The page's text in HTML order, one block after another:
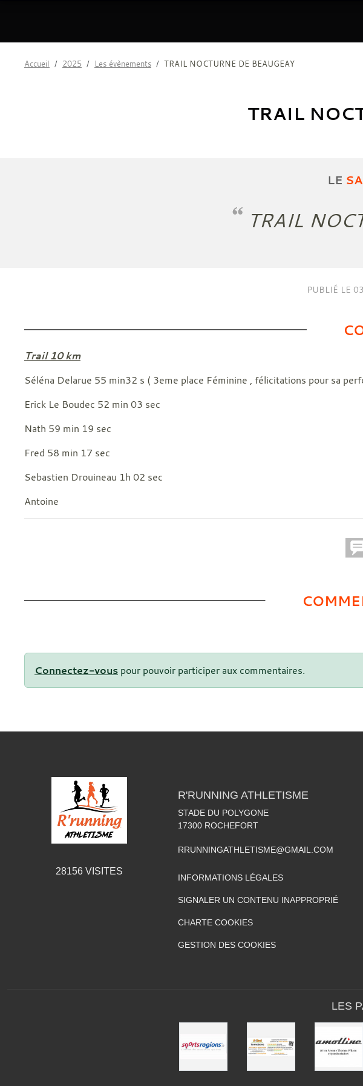
Accueil 2025 Les évènements TRAIL NOCTURNE DE BEAUGEAY
TRAIL
LE
TRAIL
PUBLIÉ LE
Trail 10 km
Séléna Delarue 55 min32 s ( 3eme place Féminine , félicitations pour sa
Erick Le Boudec 52 min 03 sec
Nath 59 min 19 sec
Fred 58 min 17 sec
Sebastien Drouineau 1h 02 sec
Antoine
Connectez-vous pour pouvoir participer aux commentaires.
28156VISITES
R'RUNNING ATHLETISME
STADE DU POLYGONE
17300 ROCHEFORT
RRUNNINGATHLETISME@GMAIL.COM
INFORMATIONS LÉGALES
SIGNALER UN CONTENU INAPPROPRIÉ
CHARTE COOKIES
GESTION DES COOKIES
LES